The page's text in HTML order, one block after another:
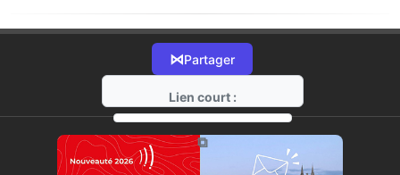
⋈Partager
Lien court :
https://radio-g.fr?21981
⧉